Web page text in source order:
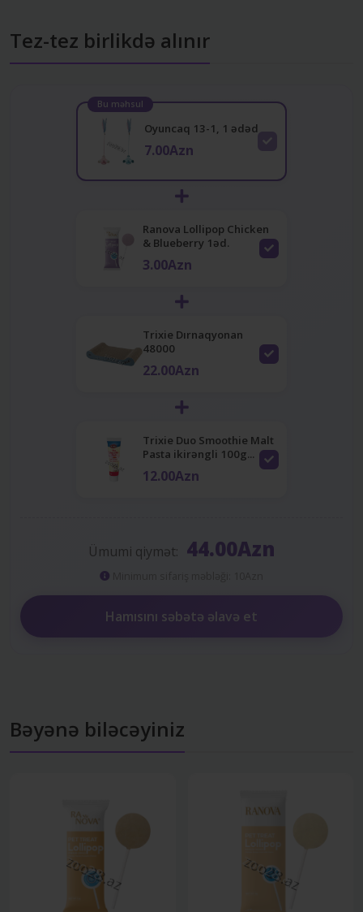
Tez-tez birlikdə alınır
Bu məhsul
Oyuncaq 13-1, 1 ədəd
7.00Azn
Ranova Lollipop Chicken
& Blueberry 1əd.
3.00Azn
Trixie Dırnaqyonan
48000
22.00Azn
Trixie Duo Smoothie Malt
Pasta ikirəngli 100g...
12.00Azn
Ümumi qiymət: 44.00Azn
Hamısını səbətə əlavə et
Bəyənə biləcəyiniz